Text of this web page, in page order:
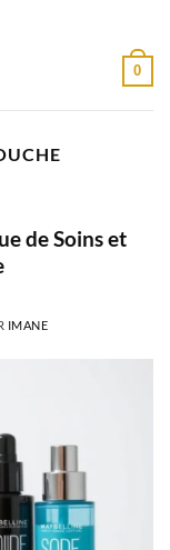
0
de Soins et
IMANE